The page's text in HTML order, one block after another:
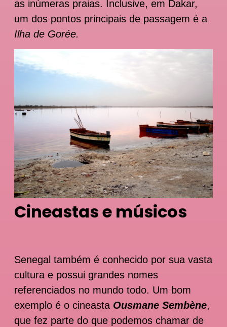
as inúmeras praias. Inclusive, em Dakar,
um dos pontos principais de passagem é a
Ilha de Gorée.
Cineastas e músicos
Senegal também é conhecido por sua vasta
cultura e possui grandes nomes
referenciados no mundo todo. Um bom
exemplo é o cineasta Ousmane Sembène,
que fez parte do que podemos chamar de